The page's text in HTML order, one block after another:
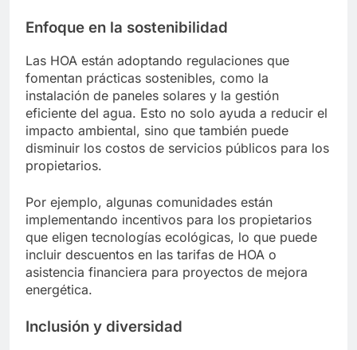
Enfoque en la sostenibilidad
Las HOA están adoptando regulaciones que
fomentan prácticas sostenibles, como la
instalación de paneles solares y la gestión
eficiente del agua. Esto no solo ayuda a reducir el
impacto ambiental, sino que también puede
disminuir los costos de servicios públicos para los
propietarios.
Por ejemplo, algunas comunidades están
implementando incentivos para los propietarios
que eligen tecnologías ecológicas, lo que puede
incluir descuentos en las tarifas de HOA o
asistencia financiera para proyectos de mejora
energética.
Inclusión y diversidad